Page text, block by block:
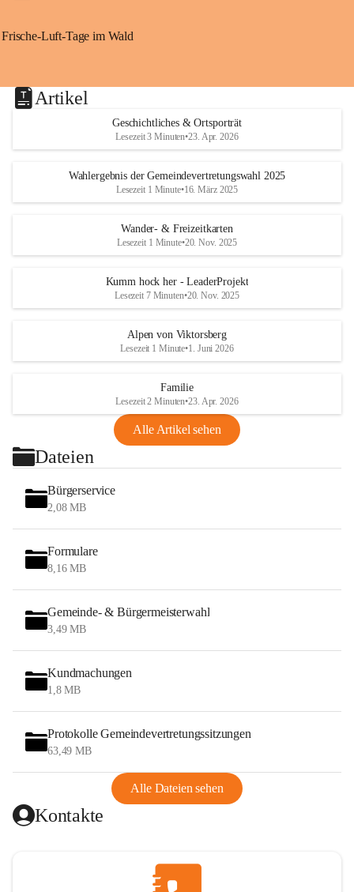
Frische-Luft-Tage im Wald
Artikel
Geschichtliches & Ortsporträt
Lesezeit 3 Minuten•23. Apr. 2026
Wahlergebnis der Gemeindevertretungswahl 2025
Lesezeit 1 Minute•16. März 2025
Wander- & Freizeitkarten
Lesezeit 1 Minute•20. Nov. 2025
Kumm hock her - LeaderProjekt
Lesezeit 7 Minuten•20. Nov. 2025
Alpen von Viktorsberg
Lesezeit 1 Minute•1. Juni 2026
Familie
Lesezeit 2 Minuten•23. Apr. 2026
Alle Artikel sehen
Dateien
Bürgerservice
2,08 MB
Formulare
8,16 MB
Gemeinde- & Bürgermeisterwahl
3,49 MB
Kundmachungen
1,8 MB
Protokolle Gemeindevertretungssitzungen
63,49 MB
Alle Dateien sehen
Kontakte